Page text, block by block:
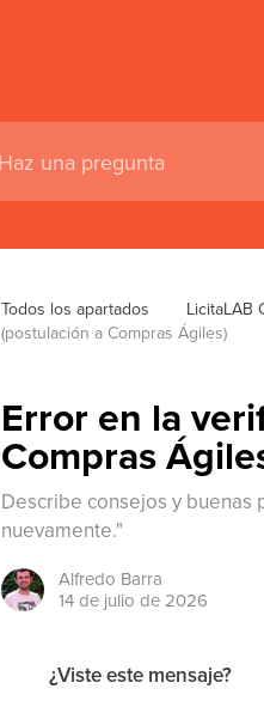
Todos los apartados LicitaLAB
(postulación a Compras Ágiles)
Error en la
Compras
Describe consejos y buenas
nuevamente."
Alfredo Barra
14 de julio de 2026
¿Viste este mensaje?